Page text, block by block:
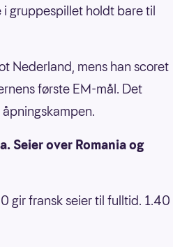
gruppespillet holdt bare til
Nederland, mens han scoret
første EM-mål. Det
Seier over Romania og
gir fransk seier til fulltid. 1.40